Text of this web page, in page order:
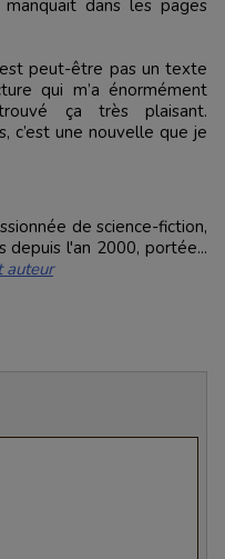
dans les pages
peut-être pas un texte
qui m’a énormément
ça très plaisant.
c’est une nouvelle que je
de science-fiction,
depuis l'an 2000, portée...
auteur